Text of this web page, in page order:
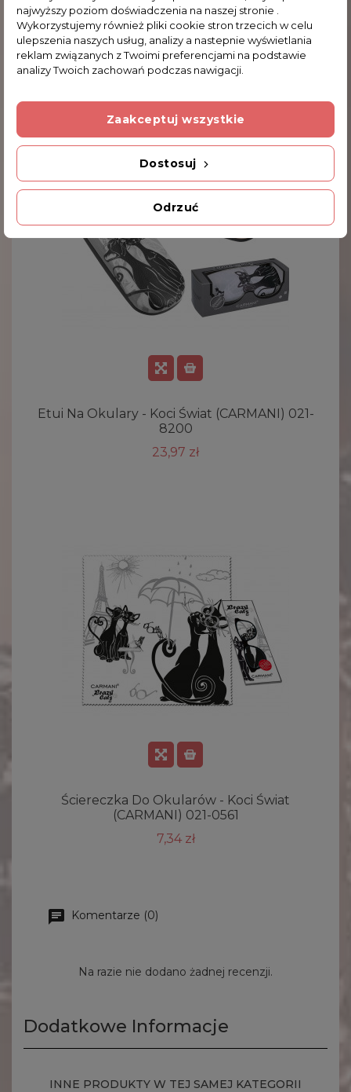
Parasol Automatyczny, Składany - Koci Świat
(dekoracja Na Wierzchu) (CARMANI)...
73,78 zł
Etui Na Okulary - Koci Świat (CARMANI) 021-
8200
23,97 zł
Ściereczka Do Okularów - Koci Świat
(CARMANI) 021-0561
7,34 zł
Komentarze (0)
Na razie nie dodano żadnej recenzji.
Dodatkowe Informacje
INNE PRODUKTY W TEJ SAMEJ KATEGORII
najwyższy poziom doświadczenia na naszej stronie .
Wykorzystujemy również pliki cookie stron trzecich w celu
ulepszenia naszych usług, analizy a nastepnie wyświetlania
reklam związanych z Twoimi preferencjami na podstawie
analizy Twoich zachowań podczas nawigacji.
Odrzuć
Dostosuj
Zaakceptuj wszystkie